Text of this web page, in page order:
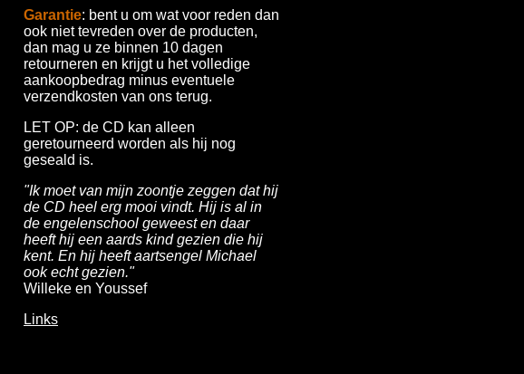
Garantie: bent u om wat voor reden dan
ook niet tevreden over de producten,
dan mag u ze binnen 10 dagen
retourneren en krijgt u het volledige
aankoopbedrag minus eventuele
verzendkosten van ons terug.
LET OP: de CD kan alleen
geretourneerd worden als hij nog
geseald is.
"Ik moet van mijn zoontje zeggen dat hij
de CD heel erg mooi vindt. Hij is al in
de engelenschool geweest en daar
heeft hij een aards kind gezien die hij
kent. En hij heeft aartsengel Michael
ook echt gezien."
Willeke en Youssef
Links